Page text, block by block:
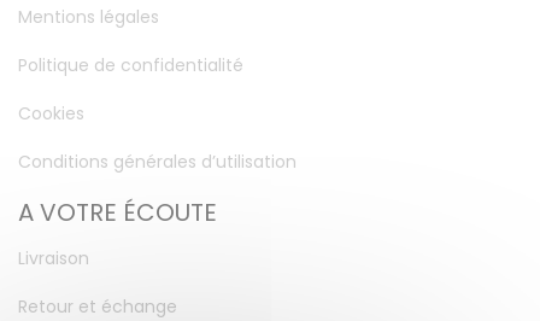
Mentions légales
Politique de confidentialité
Cookies
Conditions générales d’utilisation
A VOTRE ÉCOUTE
Livraison
Retour et échange